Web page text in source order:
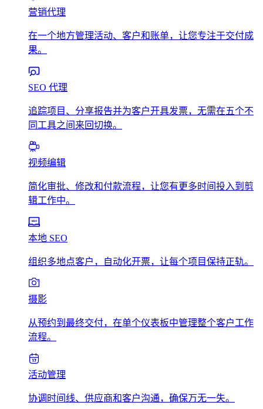
营销代理
在一个地方管理活动、客户和账单，让您专注于交付成
果。
SEO 代理
追踪项目、分享报告并为客户开具发票，无需在五个不
同工具之间来回切换。
视频编辑
简化审批、修改和付款流程，让您有更多时间投入到剪
辑工作中。
本地 SEO
组织多地点客户，自动化开票，让每个项目保持正轨。
摄影
从预约到最终交付，在单个仪表板中管理整个客户工作
流程。
活动管理
协调时间线、供应商和客户沟通，确保万无一失。